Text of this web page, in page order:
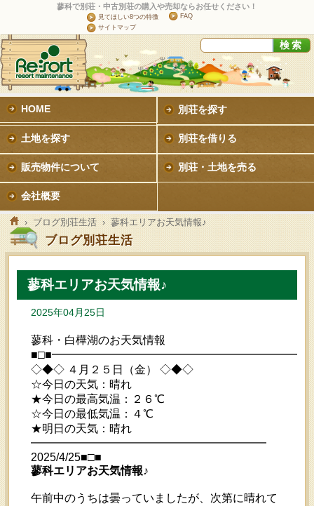
蓼科で別荘・中古別荘の購入や売却ならお任せください！
見てほしい8つの特徴
FAQ
サイトマップ
HOME 別荘を探す
土地を探す 別荘を借りる
販売物件について 別荘・土地を売る
会社概要
›ブログ別荘生活› 蓼科エリアお天気情報♪
ブログ別荘生活
蓼科エリアお天気情報♪
2025年04月25日
蓼科・白樺湖のお天気情報
◇◆◇ ４月２５日（金） ◇◆◇
☆今日の天気：晴れ
★今日の最高気温：２６℃
☆今日の最低気温：４℃
★明日の天気：晴れ
━━━━━━━━━━━━━━━━━━━━━
2025/4/25■□■
蓼科エリアお天気情報♪
午前中のうちは曇っていましたが、次第に晴れて